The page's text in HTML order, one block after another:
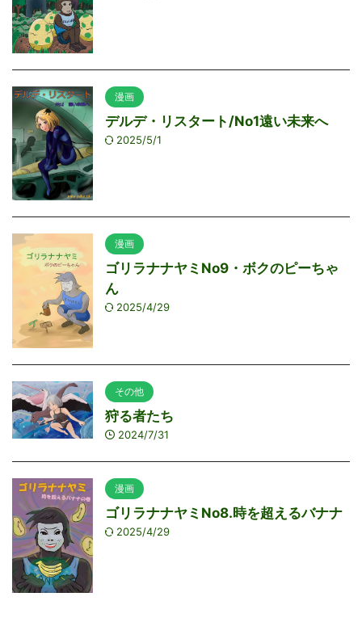
漫画
デルデ・リスタート/No1遠い未来へ
2025/5/1
漫画
ゴリラナナヤミNo9・ボクのピーちゃ
ん
2025/4/29
その他
狩る者たち
2024/7/31
漫画
ゴリラナナヤミNo8.時を超えるバナナ
2025/4/29